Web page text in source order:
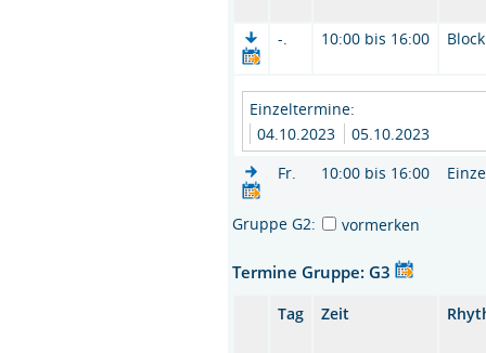
-. 10:00 bis 16:00 Block
Einzeltermine:
04.10.2023
05.10.2023
Fr.
10:00 bis 16:00
Gruppe G2: vormerken
Termine Gruppe: G3
Tag Zeit